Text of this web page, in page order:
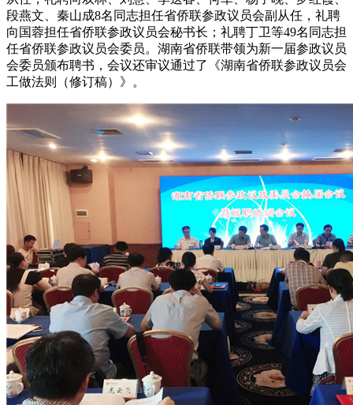
段燕文、秦山成8名同志担任省侨联参政议员会副从任，礼聘
向国蓉担任省侨联参政议员会秘书长；礼聘丁卫等49名同志担
任省侨联参政议员会委员。湖南省侨联带领为新一届参政议员
会委员颁布聘书，会议还审议通过了《湖南省侨联参政议员会
工做法则（修订稿）》。